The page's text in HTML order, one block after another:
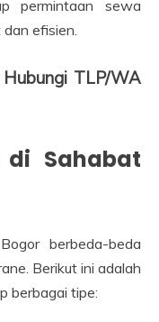
permintaan sewa
efisien.
TLP/WA
di Sahabat
berbeda-beda
Berikut ini adalah
berbagai tipe: